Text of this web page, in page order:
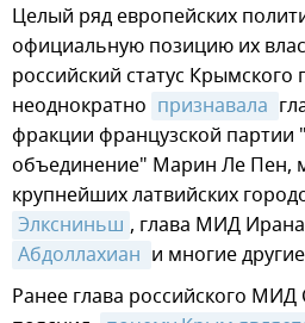
Целый ряд европейских
официальную позицию их
российский статус Крымского
неоднократно признавала
фракции французской
объединение" Марин Ле Пен,
крупнейших латвийских
Элксниньш , глава МИД
Абдоллахиан и многие
Ранее глава российского МИД